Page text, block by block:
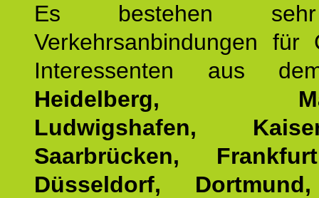
Es bestehen
Verkehrsanbindungen für
Interessenten aus
Heidelberg,
Ludwigshafen,
Saarbrücken,
Düsseldorf,